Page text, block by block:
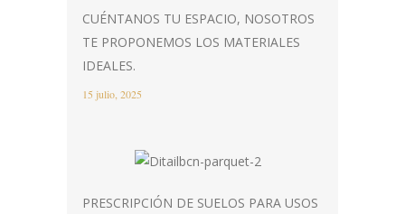
CUÉNTANOS TU ESPACIO, NOSOTROS
TE PROPONEMOS LOS MATERIALES
IDEALES.
15 julio, 2025
PRESCRIPCIÓN DE SUELOS PARA USOS